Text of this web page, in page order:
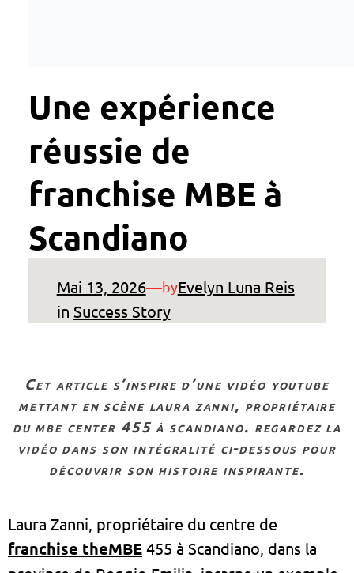
Une expérience
réussie de
franchise MBE à
Scandiano
Mai 13, 2026—byEvelyn Luna Reis
in Success Story
cet article s’inspire d’une vidéo youtube
mettant en scène laura zanni, propriétaire
du mbe center 455 à scandiano. regardez la
vidéo dans son intégralité ci-dessous pour
découvrir son histoire inspirante.
Laura Zanni, propriétaire du centre de
franchise theMBE 455 à Scandiano, dans la